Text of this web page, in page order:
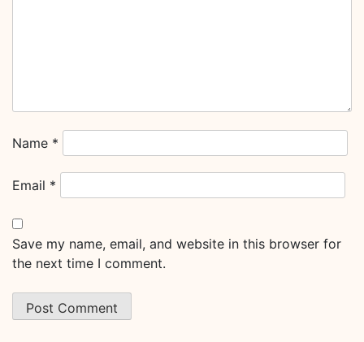
Name *
Email *
Save my name, email, and website in this browser for
the next time I comment.